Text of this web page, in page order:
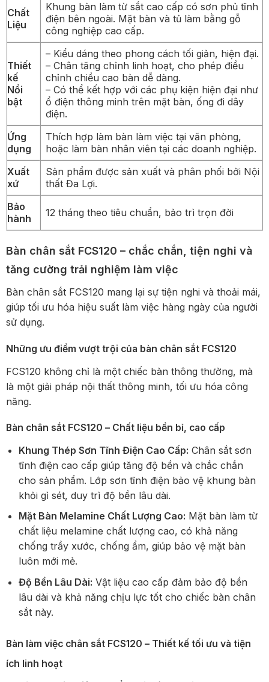
Chất
Liệu
Khung bàn làm từ sắt cao cấp có sơn phủ tĩnh
điện bên ngoài. Mặt bàn và tủ làm bằng gỗ
công nghiệp cao cấp.
Thiết
kế
Nổi
bật
– Kiểu dáng theo phong cách tối giản, hiện đại.
– Chân tăng chỉnh linh hoạt, cho phép điều
chỉnh chiều cao bàn dễ dàng.
– Có thể kết hợp với các phụ kiện hiện đại như
ổ điện thông minh trên mặt bàn, ống đi dây
điện.
Ứng
dụng
Thích hợp làm bàn làm việc tại văn phòng,
hoặc làm bàn nhân viên tại các doanh nghiệp.
Xuất
xứ
Sản phẩm được sản xuất và phân phối bởi Nội
thất Đa Lợi.
Bảo
hành
12 tháng theo tiêu chuẩn, bảo trì trọn đời
Bàn chân sắt FCS120 – chắc chắn, tiện nghi và
tăng cường trải nghiệm làm việc
Bàn chân sắt FCS120 mang lại sự tiện nghi và thoải mái,
giúp tối ưu hóa hiệu suất làm việc hàng ngày của người
sử dụng.
Những ưu điểm vượt trội của bàn chân sắt FCS120
FCS120 không chỉ là một chiếc bàn thông thường, mà
là một giải pháp nội thất thông minh, tối ưu hóa công
năng.
Bàn chân sắt FCS120 – Chất liệu bền bỉ, cao cấp
Khung Thép Sơn Tĩnh Điện Cao Cấp: Chân sắt sơn
tĩnh điện cao cấp giúp tăng độ bền và chắc chắn
cho sản phẩm. Lớp sơn tĩnh điện bảo vệ khung bàn
khỏi gỉ sét, duy trì độ bền lâu dài.
Mặt Bàn Melamine Chất Lượng Cao: Mặt bàn làm từ
chất liệu melamine chất lượng cao, có khả năng
chống trầy xước, chống ẩm, giúp bảo vệ mặt bàn
luôn mới mẻ.
Độ Bền Lâu Dài: Vật liệu cao cấp đảm bảo độ bền
lâu dài và khả năng chịu lực tốt cho chiếc bàn chân
sắt này.
Bàn làm việc chân sắt FCS120 – Thiết kế tối ưu và tiện
ích linh hoạt